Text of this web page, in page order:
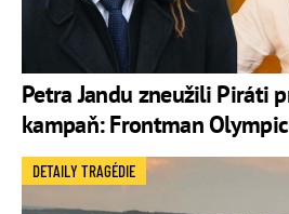
Petra Jandu zneužili Piráti
kampaň: Frontman
DETAILY TRAGÉDIE